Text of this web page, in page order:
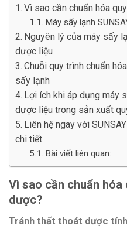
Vì sao cần chuẩn hóa
Máy sấy lạnh
Nguyên lý của máy sấy
dược liệu
Chuỗi quy trình chuẩn
sấy lạnh
Lợi ích khi áp dụng máy
dược liệu trong sản xuất
Liên hệ ngay với
chi tiết
Bài viết liên quan:
Vì sao cần chuẩn
dược?
Tránh thất thoát dược